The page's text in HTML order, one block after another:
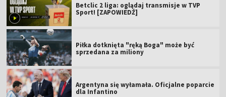
Betclic 2 liga: oglądaj transmisje w TVP
Sport! [ZAPOWIEDŹ]
Piłka dotknięta "ręką Boga" może być
sprzedana za miliony
Argentyna się wyłamała. Oficjalne poparcie
dla Infantino